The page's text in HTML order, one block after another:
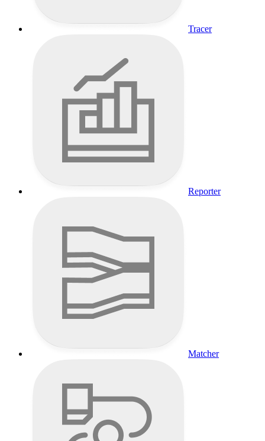
Tracer
Reporter
Matcher